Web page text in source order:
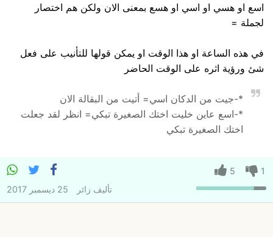
اسع او هسي او اسي او هسع بمعنى الان ولكن هم اختصار
لجملة =
في هذه الساعة او هذا الوقت او يمكن قولها للتأنيب على فعل
شئ ورؤية اثره على الوقت الحاضر
*-جيت من الدكان اسي= أتيت من البقالة الان
*-اسع عاين خليت اختك الصغيرة تبكي= انظر لقد جعلت
اختك الصغيرة تبكي
1
5
تأليف زائر 25 ديسمبر 2017